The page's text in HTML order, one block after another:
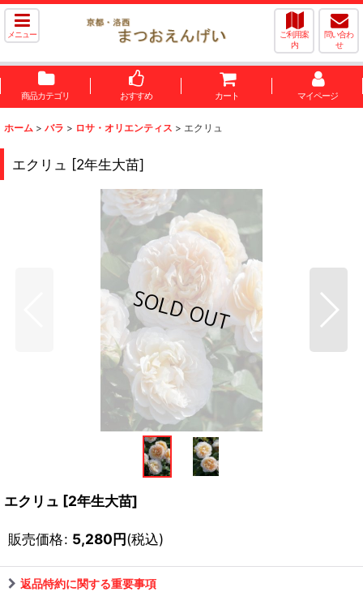
メニュー
ご利用案
内
問い合わ
せ
商品カテゴリ おすすめ カート マイページ
ホーム > バラ > ロサ・オリエンティス > エクリュ
エクリュ [2年生大苗]
エクリュ [2年生大苗]
販売価格: 5,280円(税込)
返品特約に関する重要事項